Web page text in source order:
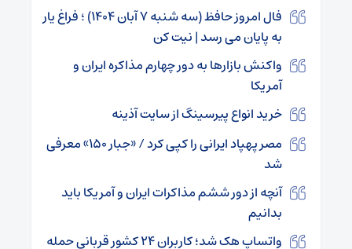
فال امروز حافظ (سه شنبه ۷ آبان ۱۴۰۴) ؛ فراغ یار
به پایان می رسد | نیت کن
واکنش بازارها به دور چهارم مذاکره ایران و
آمریکا
خرید انواع پیرسینگ از سایت آذینه
مصر پهپاد ایرانی را کپی کرد / «جبار ۱۵۰» معرفی
شد
آنچه از دور ششم مذاکرات ایران و آمریکا باید
بدانیم
واتساپ هک شد؛ کاربران ۲۴ کشور قربانی حمله